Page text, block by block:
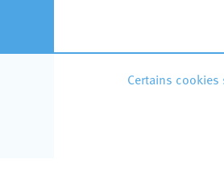
Certains